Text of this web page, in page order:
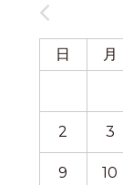
日 月
2 3
9 10